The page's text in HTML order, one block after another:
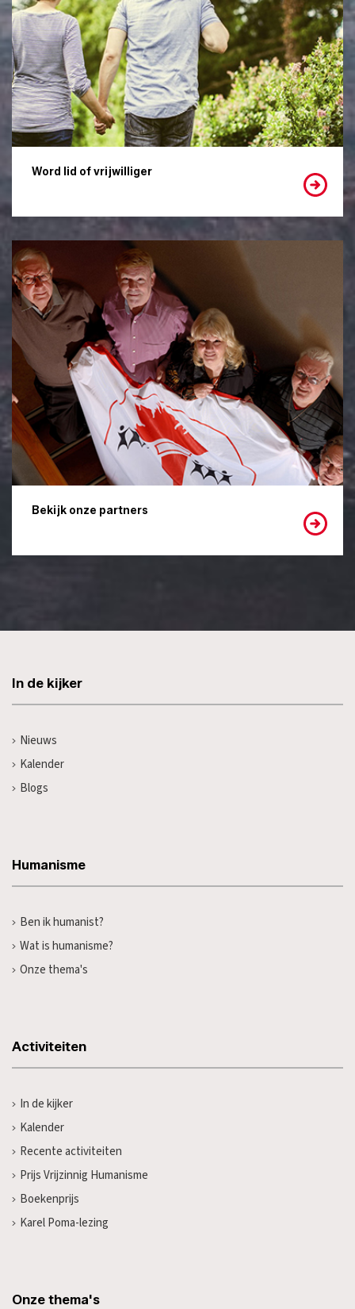
Word lid of vrijwilliger
Bekijk onze partners
In de kijker
Nieuws
Kalender
Blogs
Humanisme
Ben ik humanist?
Wat is humanisme?
Onze thema's
Activiteiten
In de kijker
Kalender
Recente activiteiten
Prijs Vrijzinnig Humanisme
Boekenprijs
Karel Poma-lezing
Onze thema's